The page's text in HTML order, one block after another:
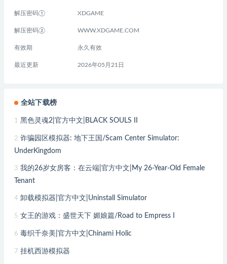
解压密码① XDGAME
解压密码② WWW.XDGAME.COM
有效期 永久有效
最近更新 2026年05月21日
全站下载榜
1 黑色灵魂2|官方中文|BLACK SOULS II
2 诈骗园区模拟器: 地下王国/Scam Center Simulator:
UnderKingdom
3 我的26岁女房客：在云端|官方中文|My 26-Year-Old Female
Tenant
4 卸载模拟器|官方中文|Uninstall Simulator
5 女王的游戏：盛世天下 媚娘篇/Road to Empress I
6 毒织千奈美|官方中文|Chinami Holic
7 挂机西游模拟器